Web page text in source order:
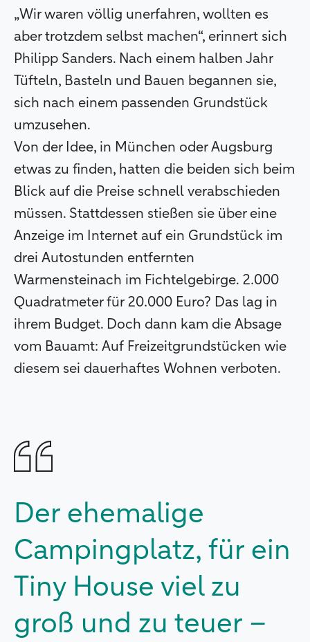
„Wir waren völlig unerfahren, wollten es
aber trotzdem selbst machen“, erinnert sich
Philipp Sanders. Nach einem halben Jahr
Tüfteln, Basteln und Bauen begannen sie,
sich nach einem passenden Grundstück
umzusehen.
Von der Idee, in München oder Augsburg
etwas zu finden, hatten die beiden sich beim
Blick auf die Preise schnell verabschieden
müssen. Stattdessen stießen sie über eine
Anzeige im Internet auf ein Grundstück im
drei Autostunden entfernten
Warmensteinach im Fichtelgebirge. 2.000
Quadratmeter für 20.000 Euro? Das lag in
ihrem Budget. Doch dann kam die Absage
vom Bauamt: Auf Freizeitgrundstücken wie
diesem sei dauerhaftes Wohnen verboten.
Der ehemalige
Campingplatz, für ein
Tiny House viel zu
groß und zu teuer –